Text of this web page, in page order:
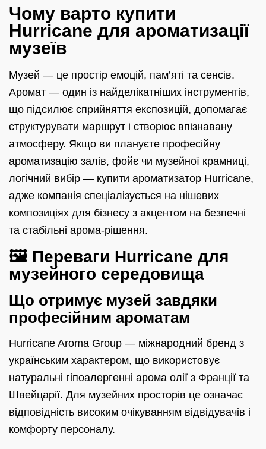
Чому варто купити
Hurricane для ароматизації
музеїв
Музей — це простір емоцій, пам’яті та сенсів.
Аромат — один із найделікатніших інструментів,
що підсилює сприйняття експозицій, допомагає
структурувати маршрут і створює впізнавану
атмосферу. Якщо ви плануєте професійну
ароматизацію залів, фойє чи музейної крамниці,
логічний вибір — купити ароматизатор Hurricane,
адже компанія спеціалізується на нішевих
композиціях для бізнесу з акцентом на безпечні
та стабільні арома-рішення.
🖼️ Переваги Hurricane для
музейного середовища
Що отримує музей завдяки
професійним ароматам
Hurricane Aroma Group — міжнародний бренд з
українським характером, що використовує
натуральні гіпоалергенні арома олії з Франції та
Швейцарії. Для музейних просторів це означає
відповідність високим очікуванням відвідувачів і
комфорту персоналу.